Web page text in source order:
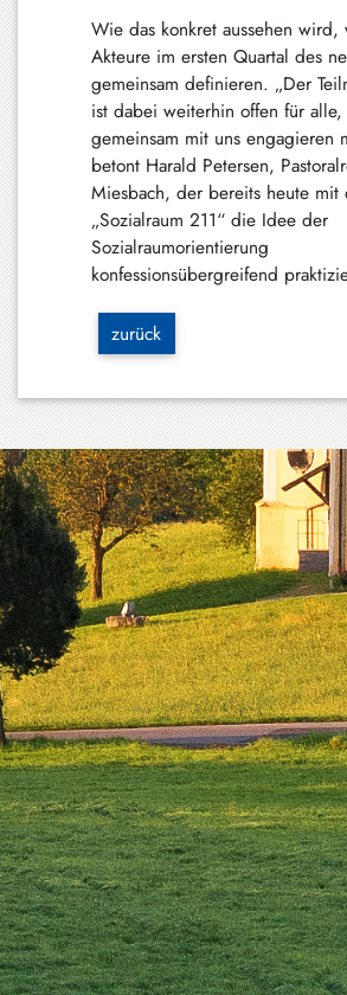
Wie das konkret aussehen
Akteure im ersten Quartal des
gemeinsam definieren. „Der
ist dabei weiterhin offen für
gemeinsam mit uns engagieren
betont Harald Petersen,
Miesbach, der bereits heute mit
„Sozialraum 211“ die Idee der
Sozialraumorientierung
konfessionsübergreifend
zurück